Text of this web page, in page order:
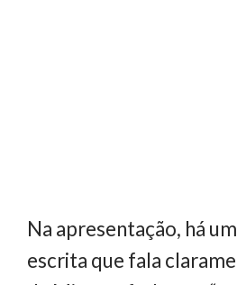
Na apresentação, há
escrita que fala